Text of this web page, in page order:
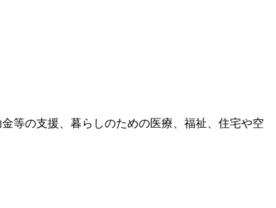
等の支援、暮らしのための医療、福祉、住宅や空